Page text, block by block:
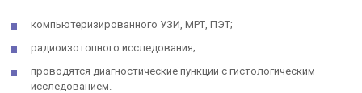
компьютеризированного УЗИ, МРТ, ПЭТ;
радиоизотопного исследования;
проводятся диагностические пункции с гистологическим
исследованием.